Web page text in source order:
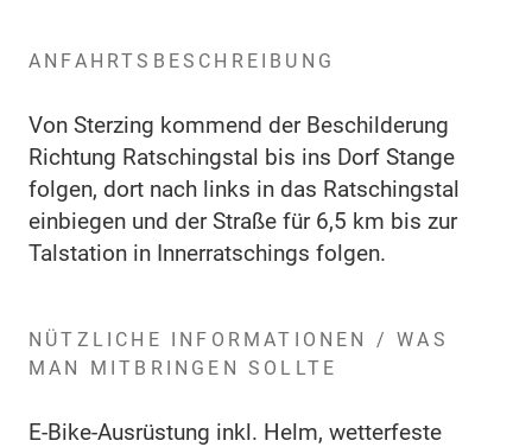
ANFAHRTSBESCHREIBUNG
Von Sterzing kommend der Beschilderung
Richtung Ratschingstal bis ins Dorf Stange
folgen, dort nach links in das Ratschingstal
einbiegen und der Straße für 6,5 km bis zur
Talstation in Innerratschings folgen.
NÜTZLICHE INFORMATIONEN / WAS
MAN MITBRINGEN SOLLTE
E-Bike-Ausrüstung inkl. Helm, wetterfeste